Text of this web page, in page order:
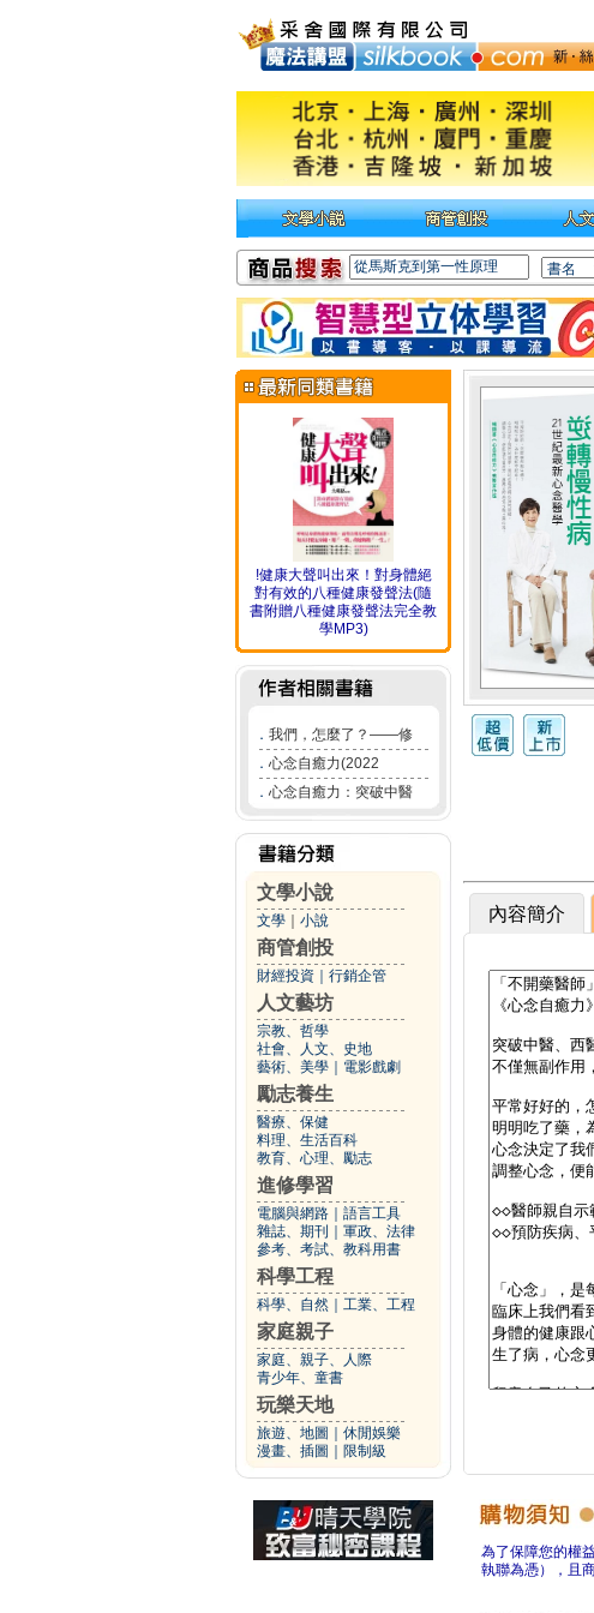
!健康大聲叫出來！對身體絕
對有效的八種健康發聲法(隨
書附贈八種健康發聲法完全教
學MP3)
． 我們，怎麼了？——修
． 心念自癒力(2022
． 心念自癒力：突破中醫
文學小說
文學 小說
商管創投
財經投資 行銷企管
人文藝坊
宗教、哲學
社會、人文、史地
藝術、美學
電影戲劇
勵志養生
醫療、保健
料理、生活百科
教育、心理、勵志
進修學習
電腦與網路
語言工具
雜誌、期刊
軍政、法律
參考、考試、教科用書
科學工程
科學、自然 工業、工程
家庭親子
家庭、親子、人際
青少年、童書
玩樂天地
旅遊、地圖
休閒娛樂
漫畫、插圖
限制級
內容簡介
為了保障您的權
執聯為憑），且